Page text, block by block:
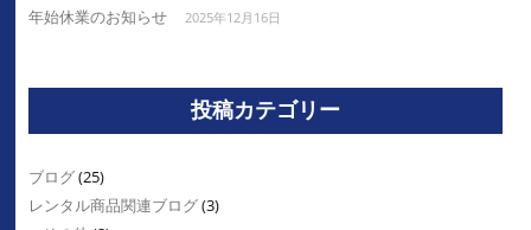
年始休業のお知らせ 2025年12月16日
投稿カテゴリー
ブログ(25)
レンタル商品関連ブログ(3)